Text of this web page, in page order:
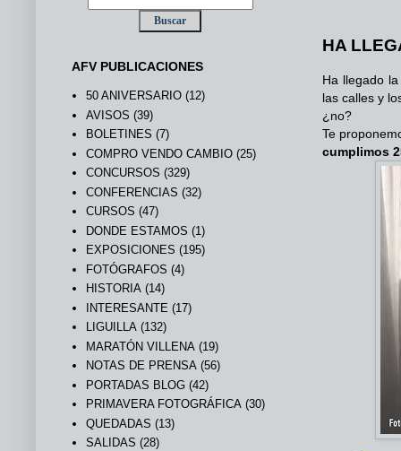
HA
Ha llegado
las calles y
¿no?
Te
cumplimos
AFV PUBLICACIONES
50 ANIVERSARIO (12)
AVISOS (39)
BOLETINES (7)
COMPRO VENDO CAMBIO (25)
CONCURSOS (329)
CONFERENCIAS (32)
CURSOS (47)
DONDE ESTAMOS (1)
EXPOSICIONES (195)
FOTÓGRAFOS (4)
HISTORIA (14)
INTERESANTE (17)
LIGUILLA (132)
MARATÓN VILLENA (19)
NOTAS DE PRENSA (56)
PORTADAS BLOG (42)
PRIMAVERA FOTOGRÁFICA (30)
QUEDADAS (13)
SALIDAS (28)